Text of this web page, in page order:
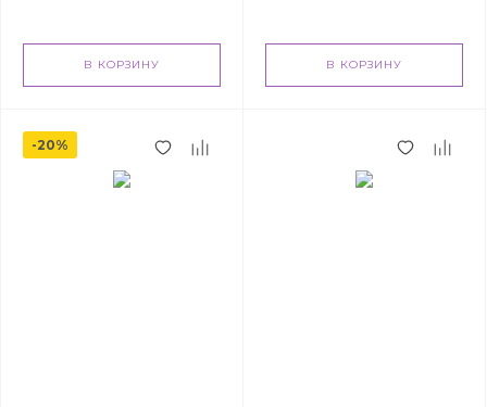
В КОРЗИНУ В КОРЗИНУ
-20%